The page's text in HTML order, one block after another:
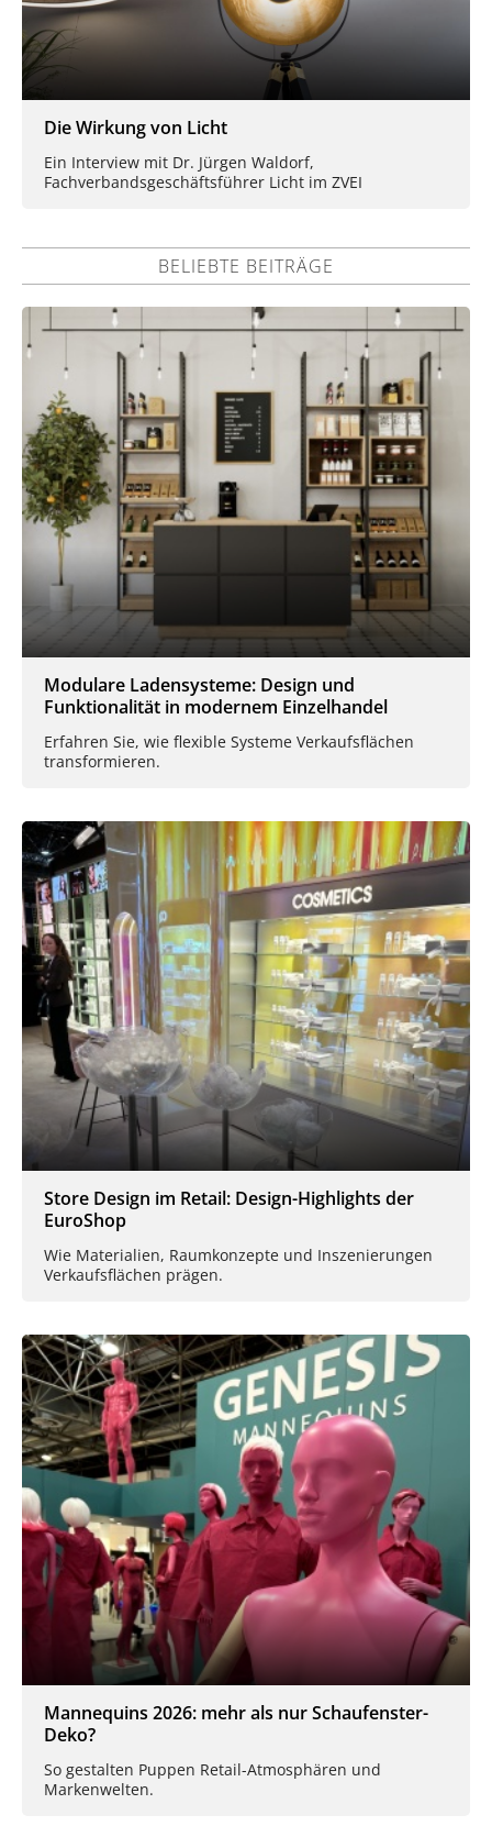
Die Wirkung von Licht
Ein Interview mit Dr. Jürgen Waldorf,
Fachverbandsgeschäftsführer Licht im ZVEI
BELIEBTE BEITRÄGE
Modulare Ladensysteme: Design und
Funktionalität in modernem Einzelhandel
Erfahren Sie, wie flexible Systeme Verkaufsflächen
transformieren.
Store Design im Retail: Design-Highlights der
EuroShop
Wie Materialien, Raumkonzepte und Inszenierungen
Verkaufsflächen prägen.
Mannequins 2026: mehr als nur Schaufenster-
Deko?
So gestalten Puppen Retail-Atmosphären und
Markenwelten.